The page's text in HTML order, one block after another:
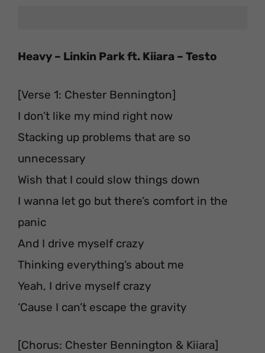
Heavy – Linkin Park ft. Kiiara – Testo
[Verse 1: Chester Bennington]
I don’t like my mind right now
Stacking up problems that are so
unnecessary
Wish that I could slow things down
I wanna let go but there’s comfort in the
panic
And I drive myself crazy
Thinking everything’s about me
Yeah, I drive myself crazy
‘Cause I can’t escape the gravity
[Chorus: Chester Bennington & Kiiara]